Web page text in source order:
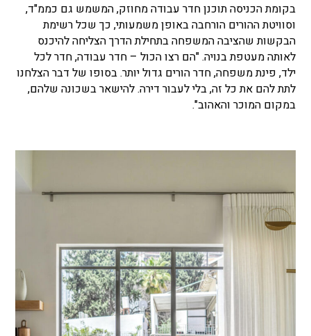
בקומת הכניסה תוכנן חדר עבודה מחוזק, המשמש גם כממ"ד,
וסוויטת ההורים הורחבה באופן משמעותי, כך שכל רשימת
הבקשות שהציבה המשפחה בתחילת הדרך הצליחה להיכנס
לאותה מעטפת בנויה. "הם רצו הכול – חדר עבודה, חדר לכל
ילד, פינת משפחה, חדר הורים גדול יותר. בסופו של דבר הצלחנו
לתת להם את כל זה, בלי לעבור דירה. להישאר בשכונה שלהם,
במקום המוכר והאהוב".